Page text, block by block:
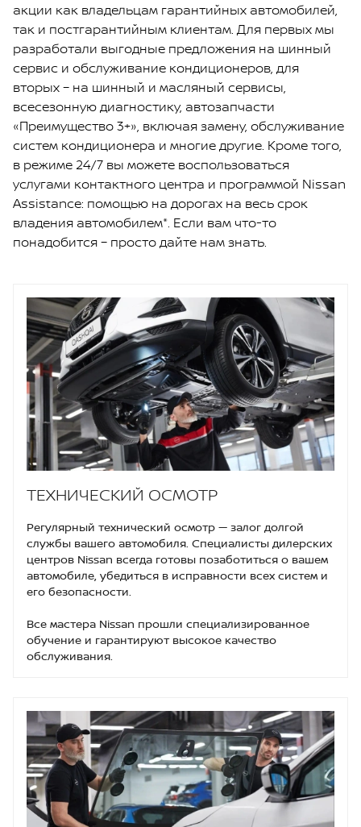
акции как владельцам гарантийных автомобилей,
так и постгарантийным клиентам. Для первых мы
разработали выгодные предложения на шинный
сервис и обслуживание кондиционеров, для
вторых – на шинный и масляный сервисы,
всесезонную диагностику, автозапчасти
«Преимущество 3+», включая замену, обслуживание
систем кондиционера и многие другие. Кроме того,
в режиме 24/7 вы можете воспользоваться
услугами контактного центра и программой Nissan
Assistance: помощью на дорогах на весь срок
владения автомобилем*. Если вам что-то
понадобится – просто дайте нам знать.
ТЕХНИЧЕСКИЙ ОСМОТР
Регулярный технический осмотр — залог долгой
службы вашего автомобиля. Специалисты дилерских
центров Nissan всегда готовы позаботиться о вашем
автомобиле, убедиться в исправности всех систем и
его безопасности.
Все мастера Nissan прошли специализированное
обучение и гарантируют высокое качество
обслуживания.